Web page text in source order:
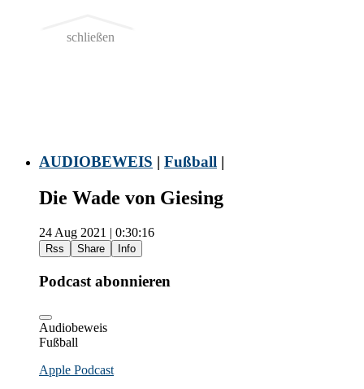
schließen
AUDIOBEWEIS | Fußball |
Die Wade von Giesing
24 Aug 2021 | 0:30:16
Rss Share Info
Podcast abonnieren
Audiobeweis
Fußball
Apple Podcast